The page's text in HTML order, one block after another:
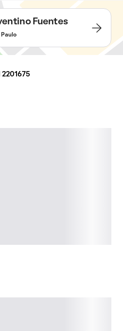
Fuentes
Paulo
2201675